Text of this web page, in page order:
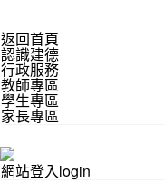
返回首頁
認識建德
行政服務
教師專區
學生專區
家長專區
網站登入login